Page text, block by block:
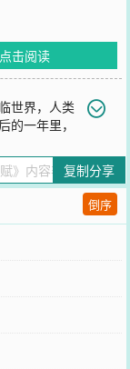
点击阅读
世界，人类
的一年里，
之源！】【白金宝
启中……获得凤凰
天象、神速力、热
个残酷的世界中有
复制分享
倒序